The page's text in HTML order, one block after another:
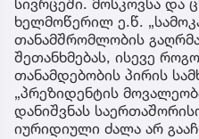
სივრცეში. მოსკოვსა და
ხელმოწერილ ე.წ.
თანამშრომლობის
შეთანხმებას, ისევე
თანამდებობის პირის
„პრეზიდენტის
დანიშვნას
იურიდიული ძალა არ